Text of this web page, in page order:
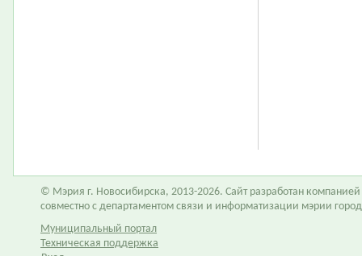
© Мэрия г. Новосибирска, 2013-2026. Сайт разработан компанией
совместно с департаментом связи и информатизации мэрии
Муниципальный портал
Техническая поддержка